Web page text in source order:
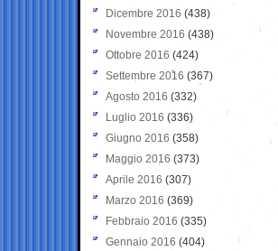
Dicembre 2016 (438)
Novembre 2016 (438)
Ottobre 2016 (424)
Settembre 2016 (367)
Agosto 2016 (332)
Luglio 2016 (336)
Giugno 2016 (358)
Maggio 2016 (373)
Aprile 2016 (307)
Marzo 2016 (369)
Febbraio 2016 (335)
Gennaio 2016 (404)